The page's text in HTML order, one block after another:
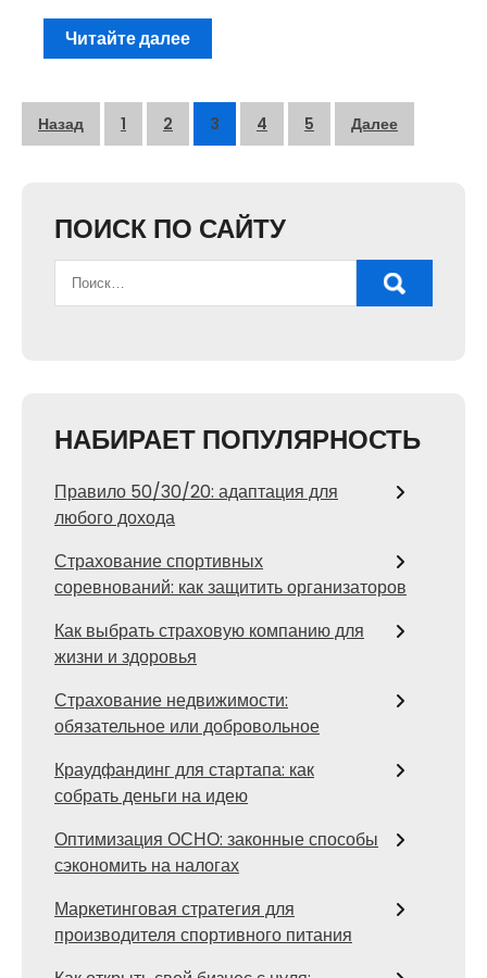
Читайте далее
Пагинация
Назад 1 2 3 4 5 Далее
ПОИСК ПО САЙТУ
НАБИРАЕТ ПОПУЛЯРНОСТЬ
Правило 50/30/20: адаптация для
любого дохода
Страхование спортивных
соревнований: как защитить организаторов
Как выбрать страховую компанию для
жизни и здоровья
Страхование недвижимости:
обязательное или добровольное
Краудфандинг для стартапа: как
собрать деньги на идею
Оптимизация ОСНО: законные способы
сэкономить на налогах
Маркетинговая стратегия для
производителя спортивного питания